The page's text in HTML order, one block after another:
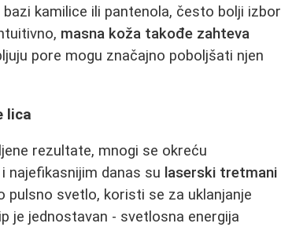
bazi kamilice ili pantenola, često bolji izbor
masna koža takođe zahteva
pore mogu značajno poboljšati njen
lica
rezultate, mnogi se okreću
najefikasnijim danas su laserski tretmani
pulsno svetlo, koristi se za uklanjanje
je jednostavan - svetlosna energija